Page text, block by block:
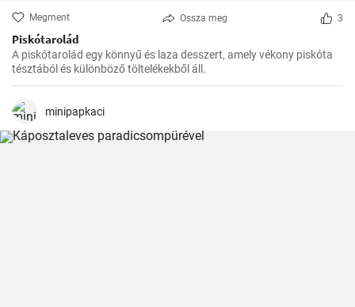
Megment Ossza meg 3
Piskótarolád
A piskótarolád egy könnyű és laza desszert, amely vékony piskóta
tésztából és különböző töltelékekből áll.
minipapkaci